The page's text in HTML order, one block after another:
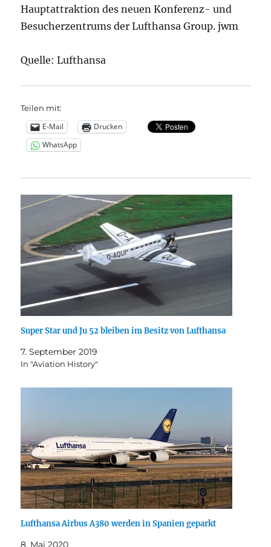
Hauptattraktion des neuen Konferenz- und
Besucherzentrums der Lufthansa Group. jwm
Quelle: Lufthansa
Teilen mit:
E-Mail
Drucken
WhatsApp
Super Star und Ju 52 bleiben im Besitz von Lufthansa
7. September 2019
In "Aviation History"
Lufthansa Airbus A380 werden in Spanien geparkt
8. Mai 2020